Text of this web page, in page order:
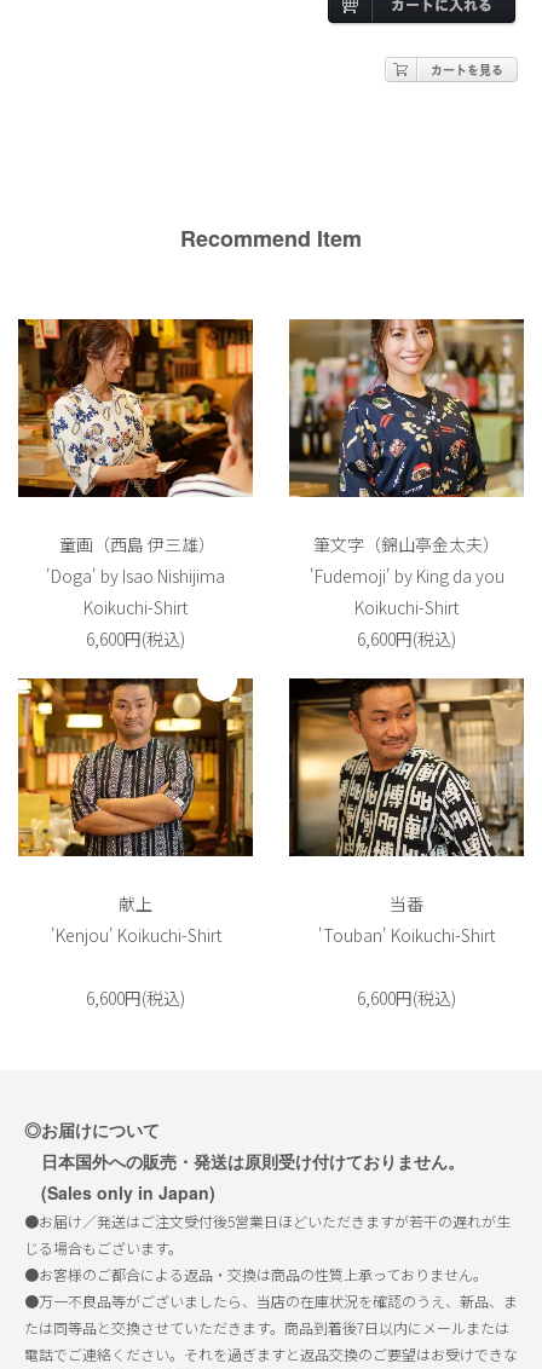
Recommend Item
童画（西島 伊三雄）
'Doga' by Isao Nishijima
Koikuchi-Shirt
6,600円(税込)
筆文字（錦山亭金太夫）
'Fudemoji' by King da you
Koikuchi-Shirt
6,600円(税込)
献上
'Kenjou' Koikuchi-Shirt
6,600円(税込)
当番
'Touban' Koikuchi-Shirt
6,600円(税込)
◎お届けについて
日本国外への販売・発送は原則受け付けておりません。
(Sales only in Japan)
●お届け／発送はご注文受付後5営業日ほどいただきますが若干の遅れが生
じる場合もございます。
●お客様のご都合による返品・交換は商品の性質上承っておりません。
●万一不良品等がございましたら、当店の在庫状況を確認のうえ、新品、ま
たは同等品と交換させていただきます。商品到着後7日以内にメールまたは
電話でご連絡ください。それを過ぎますと返品交換のご要望はお受けできな